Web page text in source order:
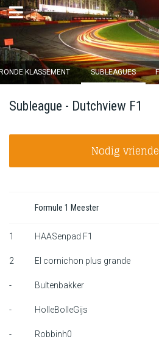
×
14d :
Inloggen
Klassement
Ronde klassement
KLASSEMENT SUBLEAGUES
Subleague - Dutchview F1
Nodig
Formule 1 Meester
1 HAASenpad F1
2 El cornichon plus grande
- Bultenbakker
- HolleBolleGijs
- Robbinh0